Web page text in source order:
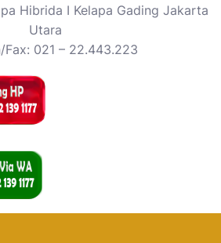
Hibrida I Kelapa Gading Jakarta
Utara
Fax: 021 – 22.443.223